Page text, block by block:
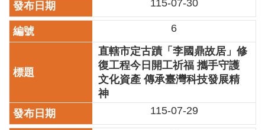
件
政
府
開
聯
115-07-30
6
直轄市定古蹟「李國鼎故居」修
復工程今日開工祈福 攜手守護
文化資產 傳承臺灣科技發展精
神
115-07-29